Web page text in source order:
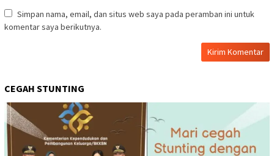
Simpan nama, email, dan situs web saya pada peramban ini untuk
komentar saya berikutnya.
CEGAH STUNTING